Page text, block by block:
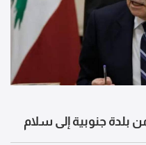
بلدة جنوبية إلى سلام